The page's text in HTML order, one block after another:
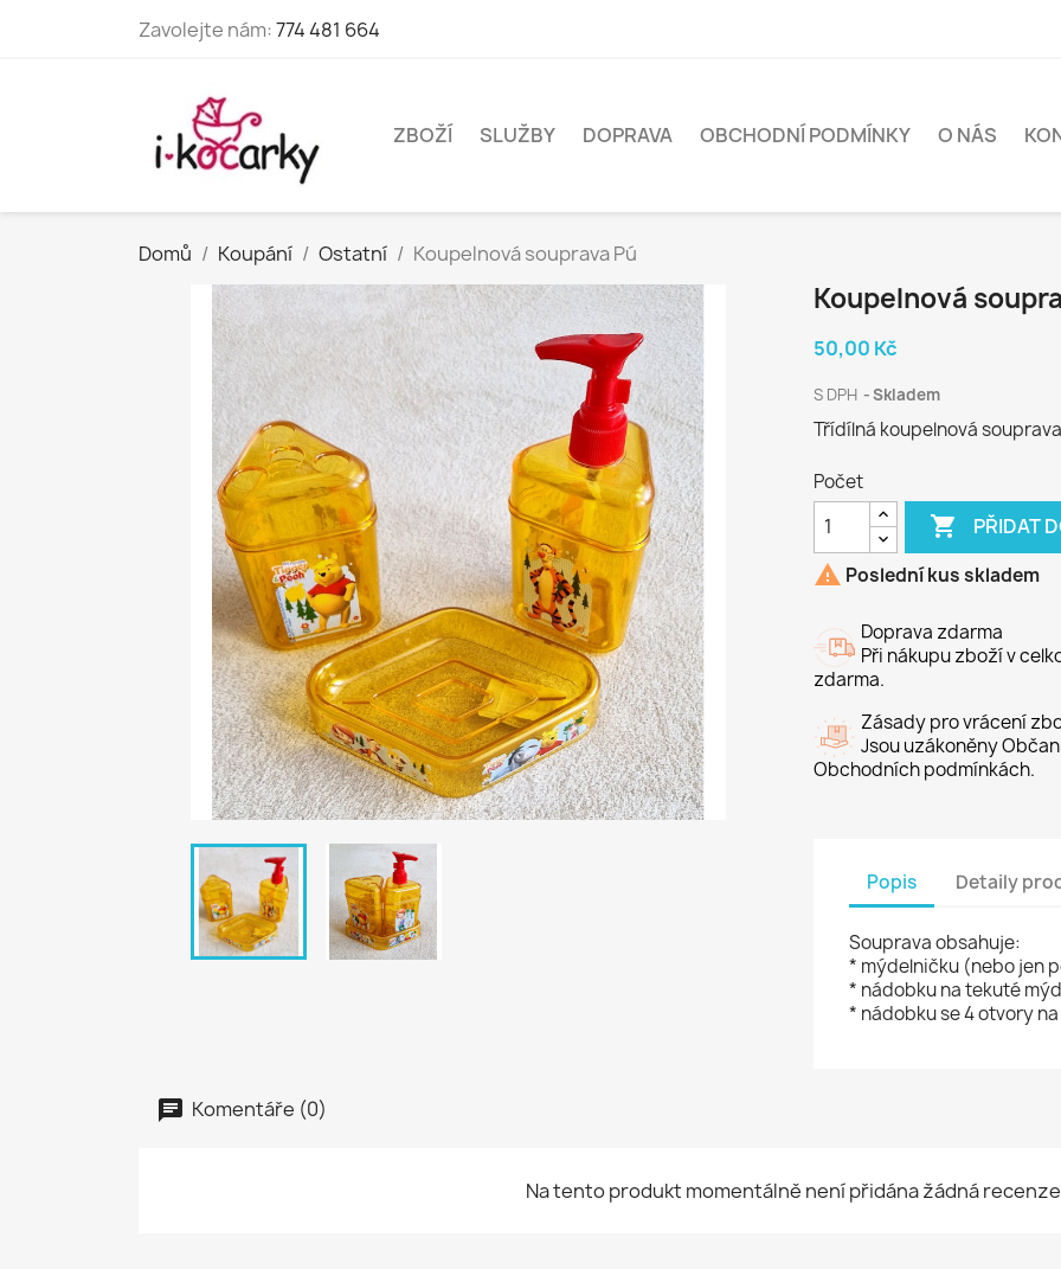
Zavolejte nám:774 481 664
ZBOŽÍ SLUŽBY DOPRAVA OBCHODNÍ PODMÍNKY O NÁS
Domů Koupání Ostatní Koupelnová souprava Pú
Koupelnová
50,00 Kč
S DPH Skladem
Třídílná koupelnová
Počet
 PŘIDAT
 Poslední kus skladem
Doprava zdarma
Při nákupu zboží v
zdarma.
Zásady pro vrácení
Jsou uzákoněny
Obchodních podmínkách.
Popis Detaily
Souprava obsahuje:
* mýdelničku (nebo jen
* nádobku na tekuté
* nádobku se 4 otvory
Komentáře (0)
Na tento produkt momentálně není přidána žádná